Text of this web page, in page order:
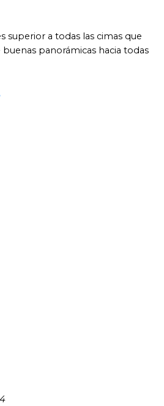
superior a todas las cimas que
panorámicas hacia todas